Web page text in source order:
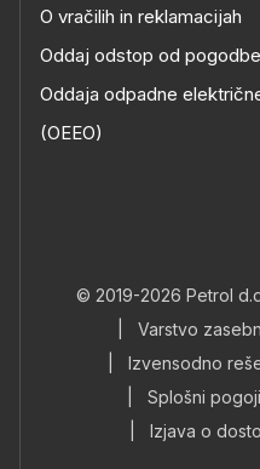
O vračilih in reklamacijah
Oddaj odstop od
Oddaja odpadne
(OEEO)
© 2019-2026 Petrol
Varstvo
Izvensodno
Splošni
Izjava o